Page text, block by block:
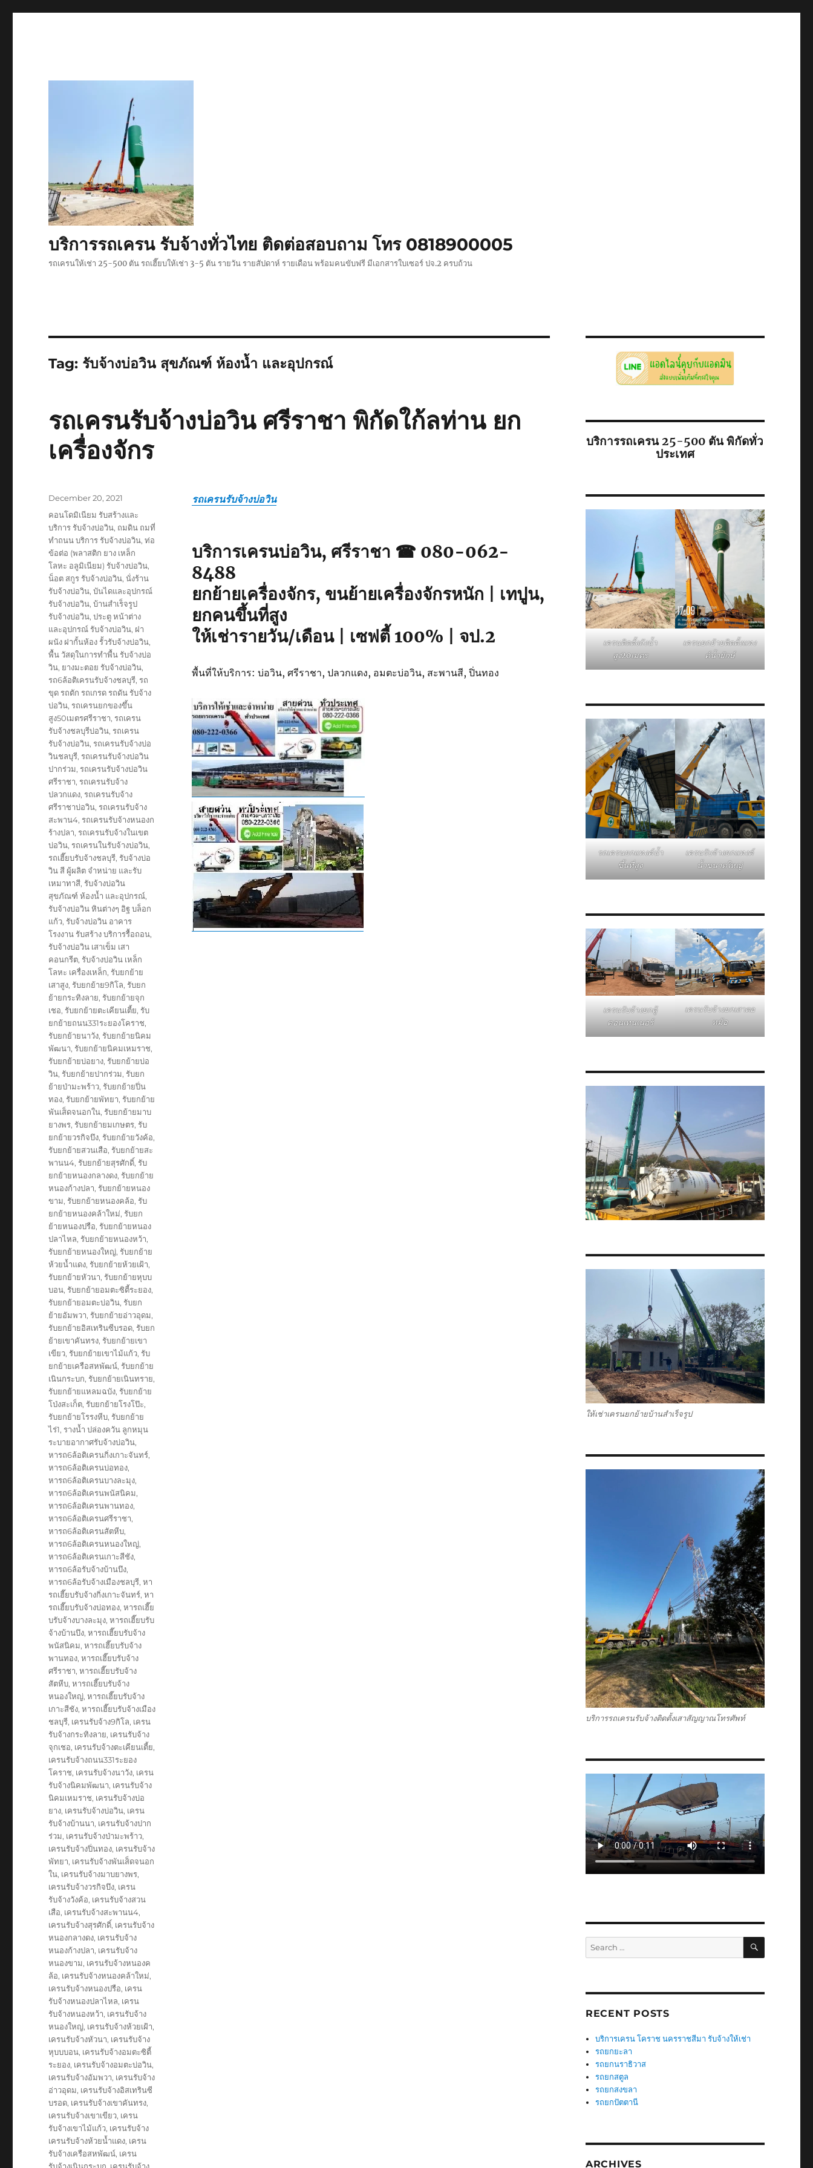
บริการรถเครน รับจ้างทั่วไทย ติดต่อสอบถาม โทร 0818900005
รถเครนให้เช่า 25-500 ตัน รถเฮี๊ยบให้เช่า 3-5 ตัน รายวัน รายสัปดาห์ รายเดือน พร้อมคนขับฟรี มีเอกสารใบเซอร์ ปจ.2 ครบถ้วน
Tag: รับจ้างบ่อวิน สุขภัณฑ์ ห้องน้ำ และอุปกรณ์
รถเครนรับจ้างบ่อวิน ศรีราชา พิกัดใก้ลท่าน ยก
เครื่องจักร
รถเครนรับจ้างบ่อวิน
บริการเครนบ่อวิน, ศรีราชา ☎ 080-062-
8488
ยกย้ายเครื่องจักร, ขนย้ายเครื่องจักรหนัก | เทปูน,
ยกคนขึ้นที่สูง
ให้เช่ารายวัน/เดือน | เซฟตี้ 100% | จป.2
พื้นที่ให้บริการ: บ่อวิน, ศรีราชา, ปลวกแดง, อมตะบ่อวิน, สะพานสี, ปิ่นทอง
Posted
December 20, 2021
Tags
คอนโดมิเนียม รับสร้างและ
บริการ รับจ้างบ่อวิน, ถมดิน ถมที่
ทำถนน บริการ รับจ้างบ่อวิน,ท่อ
ข้อต่อ (พลาสติก ยาง เหล็ก
โลหะ อลูมิเนียม) รับจ้างบ่อวิน,
น็อต สกูร รับจ้างบ่อวิน,นั่งร้าน
รับจ้างบ่อวิน,บันไดและอุปกรณ์
รับจ้างบ่อวิน,บ้านสำเร็จรูป
รับจ้างบ่อวิน,ประตู หน้าต่าง
และอุปกรณ์ รับจ้างบ่อวิน, ฝา
ผนัง ฝากั้นห้อง รั้วรับจ้างบ่อวิน,
พื้น วัสดุในการทำพื้น รับจ้างบ่อ
วิน, ยางมะตอย รับจ้างบ่อวิน,
รถ6ล้อติเครนรับจ้างชลบุรี,รถ
ขุด รถตัก รถเกรด รถดัน รับจ้าง
บ่อวิน,รถเครนยกของขึ้น
สูง50เมตรศรีราชา,รถเครน
รับจ้างชลบุรีบ่อวิน,รถเครน
รับจ้างบ่อวิน,รถเครนรับจ้างบ่อ
วินชลบุรี,รถเครนรับจ้างบ่อวิน
ปากร่วม,รถเครนรับจ้างบ่อวิน
ศรีราชา,รถเครนรับจ้าง
ปลวกแดง,รถเครนรับจ้าง
ศรีราชาบ่อวิน,รถเครนรับจ้าง
สะพาน4,รถเครนรับจ้างหนองก
ร้างปลา,รถเครนรับจ้างในเขต
บ่อวิน,รถเครนในรับจ้างบ่อวิน,
รถเฮี๊ยบรับจ้างชลบุรี,รับจ้างบ่อ
วิน สี ผู้ผลิต จำหน่าย และรับ
เหมาทาสี,รับจ้างบ่อวิน
สุขภัณฑ์ ห้องน้ำ และอุปกรณ์,
รับจ้างบ่อวิน หินต่างๆ อิฐ บล็อก
แก้ว,รับจ้างบ่อวิน อาคาร
โรงงาน รับสร้าง บริการรื้อถอน,
รับจ้างบ่อวิน เสาเข็ม เสา
คอนกรีต,รับจ้างบ่อวิน เหล็ก
โลหะ เครื่องเหล็ก,รับยกย้าย
เสาสูง,รับยกย้าย9กิโล,รับยก
ย้ายกระทิงลาย,รับยกย้ายจุก
เชอ,รับยกย้ายตะเคียนเตี้ย,รับ
ยกย้ายถนน331ระยองโคราช,
รับยกย้ายนาวัง,รับยกย้ายนิคม
พัฒนา,รับยกย้ายนิคมเหมราช,
รับยกย้ายบ่อยาง,รับยกย้ายบ่อ
วิน,รับยกย้ายปากร่วม,รับยก
ย้ายป่ามะพร้าว,รับยกย้ายปิ่น
ทอง,รับยกย้ายพัทยา,รับยกย้าย
พันเส็ดจนอกใน,รับยกย้ายมาบ
ยางพร,รับยกย้ายมเกษตร,รับ
ยกย้ายวรกิจบึง,รับยกย้ายวังค้อ,
รับยกย้ายสวนเสือ,รับยกย้ายสะ
พานน4,รับยกย้ายสุรศักดิ์,รับ
ยกย้ายหนองกลางดง,รับยกย้าย
หนองก้างปลา,รับยกย้ายหนอง
ขาม,รับยกย้ายหนองคล้อ,รับ
ยกย้ายหนองคล้าใหม่,รับยก
ย้ายหนองปรือ,รับยกย้ายหนอง
ปลาไหล,รับยกย้ายหนองหว้า,
รับยกย้ายหนองใหญ่,รับยกย้าย
ห้วยน้ำแดง,รับยกย้ายห้วยเฝ้า,
รับยกย้ายหัวนา,รับยกย้ายหุบบ
บอน,รับยกย้ายอมตะซิตี้ระยอง,
รับยกย้ายอมตะบ่อวิน,รับยก
ย้ายอัมพวา,รับยกย้ายอ่าวอุดม,
รับยกย้ายอิสเทรินซีบรอด,รับยก
ย้ายเขาคันทรง,รับยกย้ายเขา
เขียว,รับยกย้ายเขาไม้แก้ว,รับ
ยกย้ายเครือสหพัฒน์,รับยกย้าย
เนินกระบก,รับยกย้ายเนินทราย,
รับยกย้ายแหลมฉบัง,รับยกย้าย
โป่งสะเก็ต,รับยกย้ายโรงโป๊ะ,
รับยกย้ายโรรงหีบ,รับยกย้าย
ไร่1,รางน้ำ ปล่องควัน ลูกหมุน
ระบายอากาศรับจ้างบ่อวิน,
หารถ6ล้อติเครนกิ่งเกาะจันทร์,
หารถ6ล้อติเครนบ่อทอง,
หารถ6ล้อติเครนบางละมุง,
หารถ6ล้อติเครนพนัสนิคม,
หารถ6ล้อติเครนพานทอง,
หารถ6ล้อติเครนศรีราชา,
หารถ6ล้อติเครนสัตหีบ,
หารถ6ล้อติเครนหนองใหญ่,
หารถ6ล้อติเครนเกาะสีชัง,
หารถ6ล้อรับจ้างบ้านบึง,
หารถ6ล้อรับจ้างเมืองชลบุรี,หา
รถเฮี๊ยบรับจ้างกิ่งเกาะจันทร์,หา
รถเฮี๊ยบรับจ้างบ่อทอง,หารถเฮี๊ย
บรับจ้างบางละมุง,หารถเฮี๊ยบรับ
จ้างบ้านบึง,หารถเฮี๊ยบรับจ้าง
พนัสนิคม,หารถเฮี๊ยบรับจ้าง
พานทอง,หารถเฮี๊ยบรับจ้าง
ศรีราชา,หารถเฮี๊ยบรับจ้าง
สัตหีบ,หารถเฮี๊ยบรับจ้าง
หนองใหญ่,หารถเฮี๊ยบรับจ้าง
เกาะสีชัง,หารถเฮี๊ยบรับจ้างเมือง
ชลบุรี, เครนรับจ้าง9กิโล, เครน
รับจ้างกระทิงลาย, เครนรับจ้าง
จุกเชอ, เครนรับจ้างตะเคียนเตี้ย,
เครนรับจ้างถนน331ระยอง
โคราช, เครนรับจ้างนาวัง, เครน
รับจ้างนิคมพัฒนา, เครนรับจ้าง
นิคมเหมราช, เครนรับจ้างบ่อ
ยาง, เครนรับจ้างบ่อวิน, เครน
รับจ้างบ้านนา, เครนรับจ้างปาก
ร่วม, เครนรับจ้างป่ามะพร้าว,
เครนรับจ้างปิ่นทอง, เครนรับจ้าง
พัทยา, เครนรับจ้างพันเส็ดจนอก
ใน, เครนรับจ้างมาบยางพร,
เครนรับจ้างวรกิจบึง, เครน
รับจ้างวังค้อ, เครนรับจ้างสวน
เสือ, เครนรับจ้างสะพานน4,
เครนรับจ้างสุรศักดิ์, เครนรับจ้าง
หนองกลางดง, เครนรับจ้าง
หนองก้างปลา, เครนรับจ้าง
หนองขาม, เครนรับจ้างหนองค
ล้อ, เครนรับจ้างหนองคล้าใหม่,
เครนรับจ้างหนองปรือ, เครน
รับจ้างหนองปลาไหล, เครน
รับจ้างหนองหว้า, เครนรับจ้าง
หนองใหญ่, เครนรับจ้างห้วยเฝ้า,
เครนรับจ้างหัวนา, เครนรับจ้าง
หุบบบอน, เครนรับจ้างอมตะซิตี้
ระยอง, เครนรับจ้างอมตะบ่อวิน,
เครนรับจ้างอัมพวา, เครนรับจ้าง
อ่าวอุดม, เครนรับจ้างอิสเทรินซี
บรอด, เครนรับจ้างเขาคันทรง,
เครนรับจ้างเขาเขียว, เครน
รับจ้างเขาไม้แก้ว, เครนรับจ้าง
เครนรับจ้างห้วยน้ำแดง, เครน
รับจ้างเครือสหพัฒน์, เครน
บริการรถเครน 25-500 ตัน พิกัดทั่ว
ประเทศ
เครนติดตั้งถังน้ำ
สูง20เมตร
เครนยกย้ายติดตั้งแทง
ค์น้ำยักษ์
รถเครนยกแทงค์น้ำ
ขึ้นที่สูง
เครนรับจ้างยกแทงค์
น้ำขนาดใหญ่
เครนรับจ้างยกตู้
คอนเทนเนอร์
เครนรับจ้างยกเสาตอ
หม้อ
ให้เช่าเครนยกย้ายบ้านสำเร็จรูป
บริการรถเครนรับจ้างติดตั้งเสาสัญญาณโทรศัพท์
Search
for:
SEARCH
RECENT POSTS
บริการเครน โคราช นครราชสีมา รับจ้างให้เช่า
รถยกยะลา
รถยกนราธิวาส
รถยกสตูล
รถยกสงขลา
รถยกปัตตานี
ARCHIVES